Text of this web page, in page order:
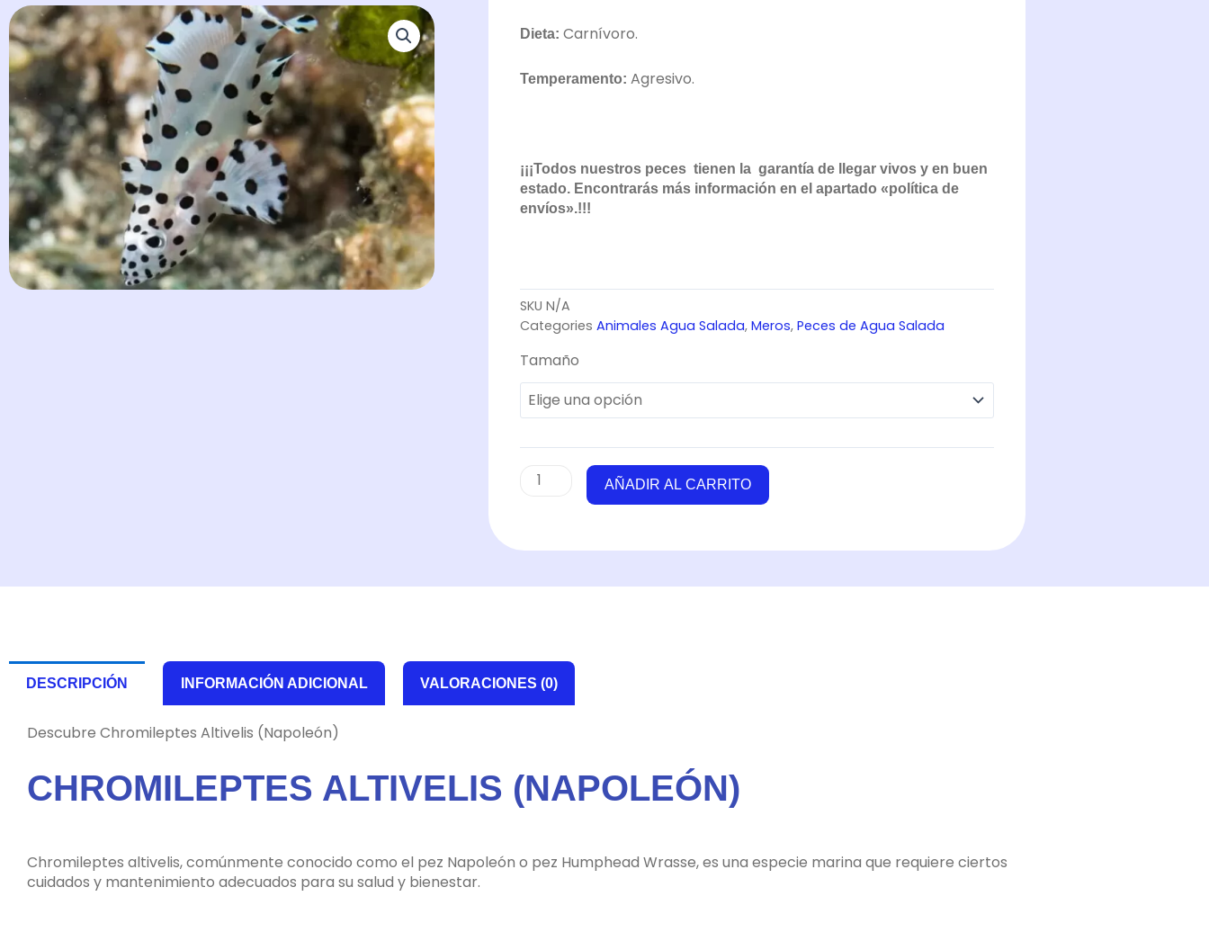
Dieta: Carnívoro.
Temperamento: Agresivo.
¡¡¡Todos nuestros peces tienen la garantía de llegar vivos y en buen
estado. Encontrarás más información en el apartado «política de
envíos».!!!
SKU N/A
Categories Animales Agua Salada, Meros, Peces de Agua Salada
Tamaño
Chromileptes
(Napoleón)
cantidad
AÑADIR AL CARRITO
DESCRIPCIÓN INFORMACIÓN ADICIONAL VALORACIONES (0)
Descubre Chromileptes Altivelis (Napoleón)
CHROMILEPTES ALTIVELIS (NAPOLEÓN)
Chromileptes altivelis, comúnmente conocido como el pez Napoleón o pez Humphead Wrasse, es una especie marina que requiere ciertos
cuidados y mantenimiento adecuados para su salud y bienestar.